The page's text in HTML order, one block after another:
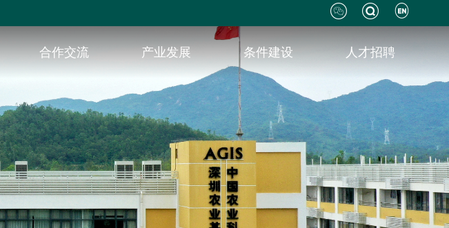
合作交流 产业发展 条件建设 人才招聘